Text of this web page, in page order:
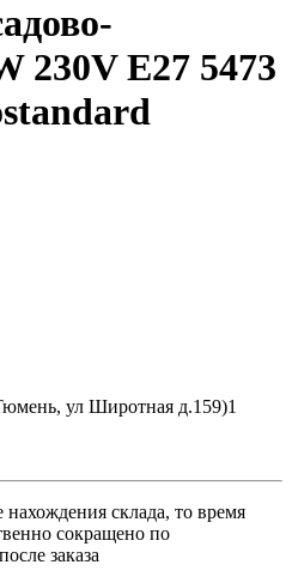
230V E27 5473
ул Широтная д.159)1
склада, то время
сокращено по
заказа